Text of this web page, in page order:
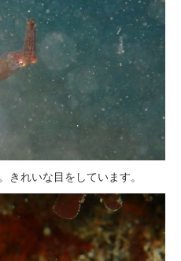
きれいな目をしています。